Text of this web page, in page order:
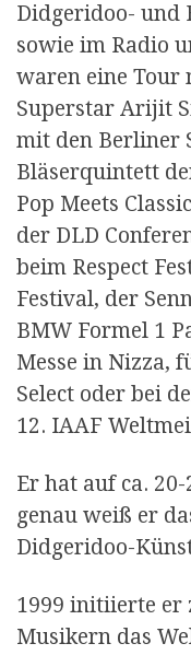
Didgeridoo- und
sowie im Radio
waren eine Tour
Superstar Arijit
mit den Berliner
Bläserquintett
Pop Meets
der DLD
beim Respect
Festival, der
BMW Formel 1
Messe in Nizza,
Select oder bei
12. IAAF
Er hat auf ca. 20-
genau weiß er
Didgeridoo-
1999 initiierte er
Musikern das